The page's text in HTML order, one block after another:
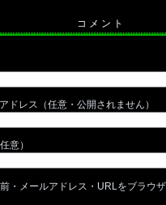
コ メ ン ト
ドレス（任意・公開されません）
意）
・メールアドレス・URLをブラウ